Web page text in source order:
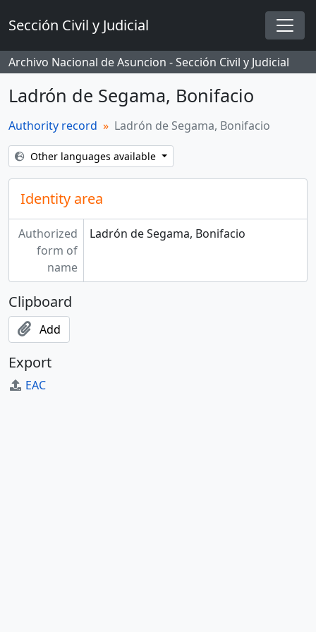
Sección Civil y Judicial
Archivo Nacional de Asuncion - Sección Civil y Judicial
Ladrón de Segama, Bonifacio
Authority record Ladrón de Segama, Bonifacio
Other languages available
Identity area
Authorized
form of
name
Ladrón de Segama, Bonifacio
Clipboard
Add
Export
EAC